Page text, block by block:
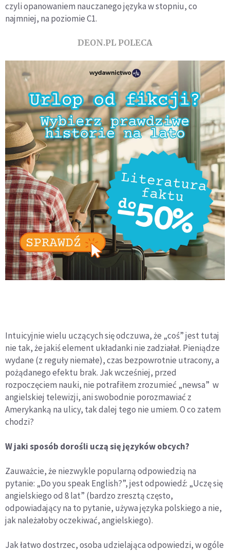
czyli opanowaniem nauczanego języka w stopniu, co
najmniej, na poziomie C1.
DEON.PL POLECA
Intuicyjnie wielu uczących się odczuwa, że „coś” jest tutaj
nie tak, że jakiś element układanki nie zadziałał. Pieniądze
wydane (z reguły niemałe), czas bezpowrotnie utracony, a
pożądanego efektu brak. Jak wcześniej, przed
rozpoczęciem nauki, nie potrafiłem zrozumieć „newsa” w
angielskiej telewizji, ani swobodnie porozmawiać z
Amerykanką na ulicy, tak dalej tego nie umiem. O co zatem
chodzi?
W jaki sposób dorośli uczą się języków obcych?
Zauważcie, że niezwykle popularną odpowiedzią na
pytanie: „Do you speak English?”, jest odpowiedź: „Uczę się
angielskiego od 8 lat” (bardzo zresztą często,
odpowiadający na to pytanie, używa języka polskiego a nie,
jak należałoby oczekiwać, angielskiego).
Jak łatwo dostrzec, osoba udzielająca odpowiedzi, w ogóle